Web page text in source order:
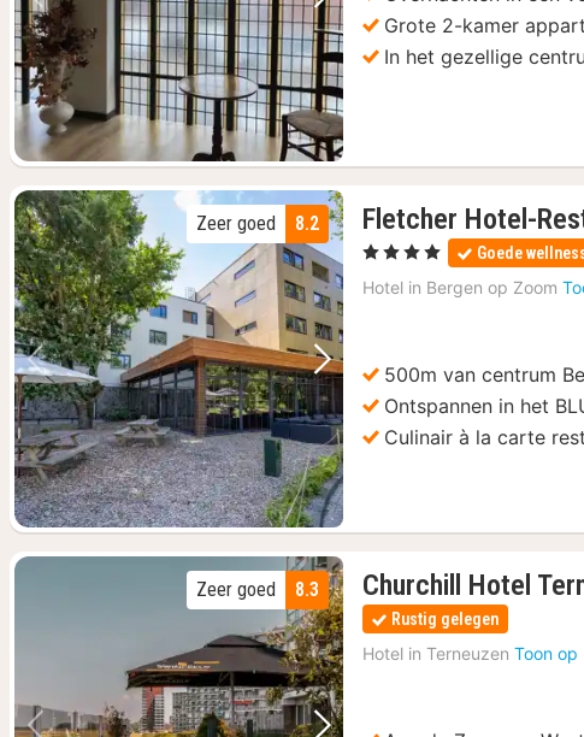
Vorige foto Volgende foto
Grote 2-kamer
In het gezellige
Vorige foto Volgende foto
8.2
Zeer goed Fletcher Hotel-
, 4 Sterren Goede
Hotel in Bergen op Zoom
500m van centrum
Ontspannen in het
Culinair à la carte
8.3
Zeer goed Churchill Hotel
Rustig gelegen
Hotel in Terneuzen Toon op